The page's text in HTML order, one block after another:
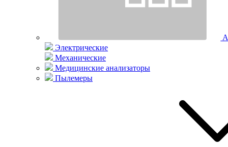
Электрические
Механические
Медицинские анализаторы
Пылемеры